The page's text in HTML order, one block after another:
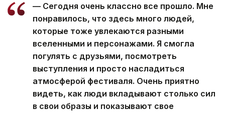
— Сегодня очень классно все прошло. Мне
понравилось, что здесь много людей,
которые тоже увлекаются разными
вселенными и персонажами. Я смогла
погулять с друзьями, посмотреть
выступления и просто насладиться
атмосферой фестиваля. Очень приятно
видеть, как люди вкладывают столько сил
в свои образы и показывают свое